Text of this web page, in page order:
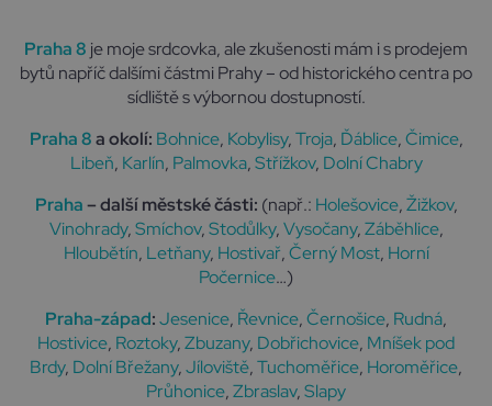
t
i
:
Praha 8 je moje srdcovka, ale zkušenosti mám i s prodejem
bytů napříč dalšími částmi Prahy – od historického centra po
sídliště s výbornou dostupností.
Praha 8a okolí: Bohnice, Kobylisy,Troja, Ďáblice,Čimice,
Libeň, Karlín, Palmovka,Střížkov, Dolní Chabry
Praha– další městské části: (např.: Holešovice,Žižkov,
Vinohrady,Smíchov,Stodůlky,Vysočany,Záběhlice,
Hloubětín, Letňany, Hostivař,Černý Most, Horní
Počernice…)
Praha-západ:Jesenice, Řevnice,Černošice, Rudná,
Hostivice, Roztoky,Zbuzany, Dobřichovice, Mníšek pod
Brdy, Dolní Břežany,Jíloviště,Tuchoměřice, Horoměřice,
Průhonice,Zbraslav,Slapy